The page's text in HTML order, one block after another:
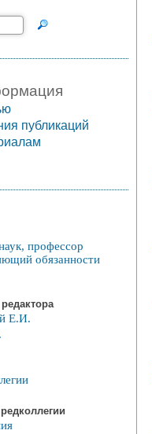
публикаций
профессор
обязанности
Е.И.